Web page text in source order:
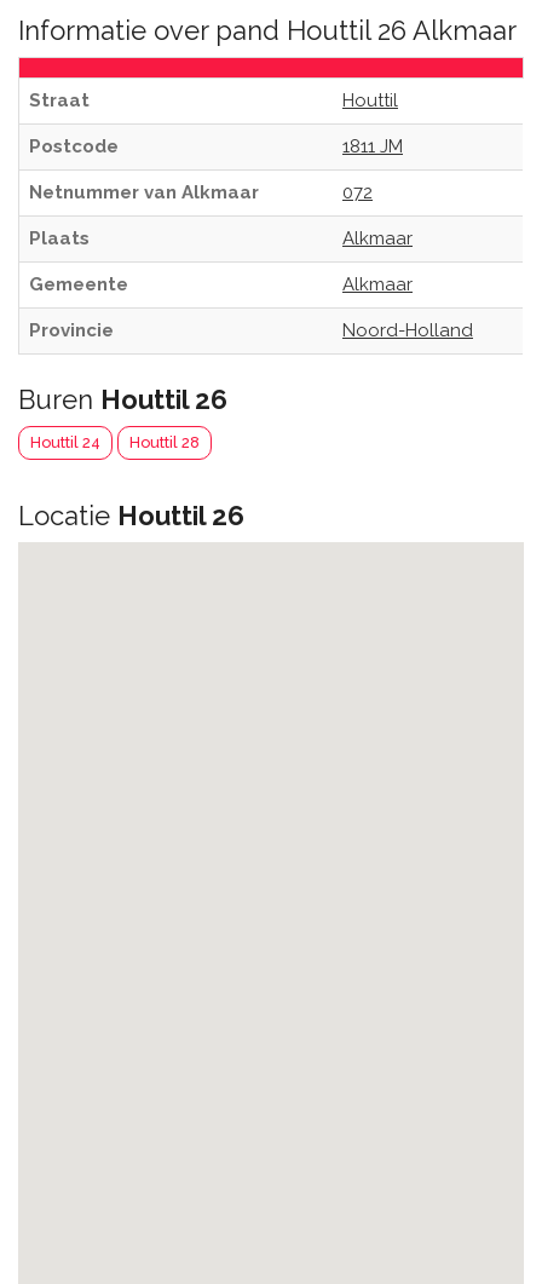
Informatie over pand Houttil 26 Alkmaar
Straat Houttil
Postcode 1811 JM
Netnummer van Alkmaar 072
Plaats Alkmaar
Gemeente Alkmaar
Provincie Noord-Holland
Buren Houttil 26
Houttil 24 Houttil 28
Locatie Houttil 26